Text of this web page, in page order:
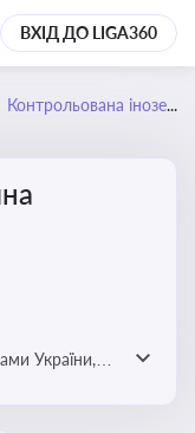
ВХІД ДО LIGA360
Контрольована іноземна компанія (КІК)
України,